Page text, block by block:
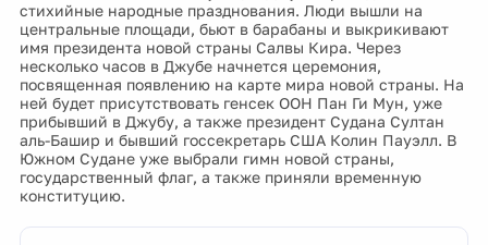
стихийные народные празднования. Люди вышли на
центральные площади, бьют в барабаны и выкрикивают
имя президента новой страны Салвы Кира. Через
несколько часов в Джубе начнется церемония,
посвященная появлению на карте мира новой страны. На
ней будет присутствовать генсек ООН Пан Ги Мун, уже
прибывший в Джубу, а также президент Судана Султан
аль-Башир и бывший госсекретарь США Колин Пауэлл. В
Южном Судане уже выбрали гимн новой страны,
государственный флаг, а также приняли временную
конституцию.